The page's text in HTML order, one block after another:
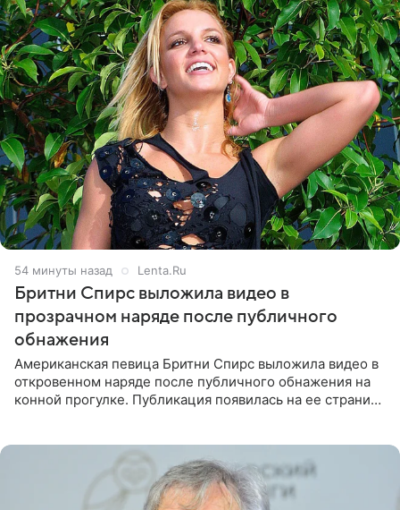
54 минуты назад Lenta.Ru
Бритни Спирс выложила видео в
прозрачном наряде после публичного
обнажения
Американская певица Бритни Спирс выложила видео в
откровенном наряде после публичного обнажения на
конной прогулке. Публикация появилась на ее странице